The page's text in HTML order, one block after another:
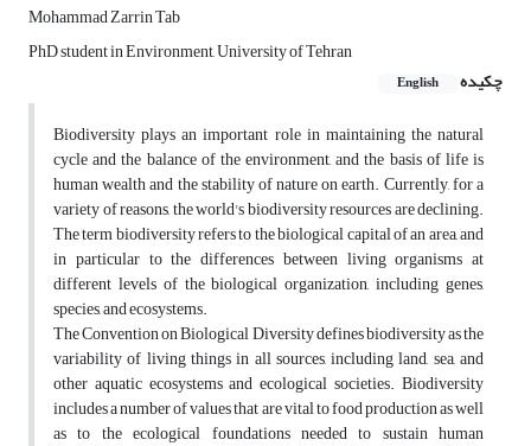
Mohammad Zarrin Tab
PhD student in Environment, University of Tehran
چکیده
English
Biodiversity plays an important role in maintaining the natural
cycle and the balance of the environment, and the basis of life is
human wealth and the stability of nature on earth. Currently, for a
variety of reasons, the world's biodiversity resources are declining.
The term biodiversity refers to the biological capital of an area, and
in particular to the differences between living organisms at
different levels of the biological organization, including genes,
species, and ecosystems.
The Convention on Biological Diversity defines biodiversity as the
variability of living things in all sources, including land, sea, and
other aquatic ecosystems and ecological societies. Biodiversity
includes a number of values ​​that are vital to food production as well
as to the ecological foundations needed to sustain human